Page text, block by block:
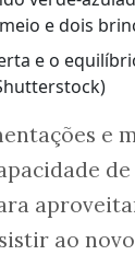
e o
e
ao